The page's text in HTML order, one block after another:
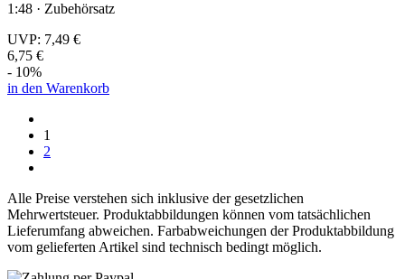
1:48 · Zubehörsatz
UVP: 7,49 €
6,75 €
- 10%
in den Warenkorb
1
2
Alle Preise verstehen sich inklusive der gesetzlichen
Mehrwertsteuer. Produktabbildungen können vom tatsächlichen
Lieferumfang abweichen. Farbabweichungen der Produktabbildung
vom gelieferten Artikel sind technisch bedingt möglich.